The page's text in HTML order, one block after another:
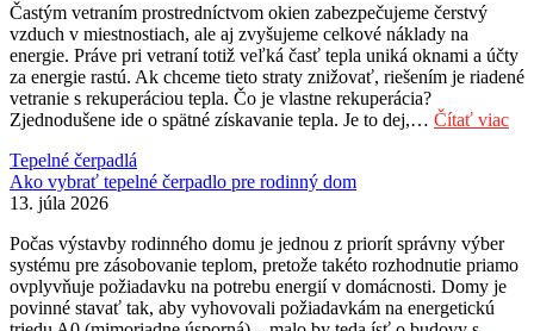
Častým vetraním prostredníctvom okien zabezpečujeme čerstvý
vzduch v miestnostiach, ale aj zvyšujeme celkové náklady na
energie. Práve pri vetraní totiž veľká časť tepla uniká oknami a účty
za energie rastú. Ak chceme tieto straty znižovať, riešením je riadené
vetranie s rekuperáciou tepla. Čo je vlastne rekuperácia?
Zjednodušene ide o spätné získavanie tepla. Je to dej,… Čítať viac
Tepelné čerpadlá
Ako vybrať tepelné čerpadlo pre rodinný dom
13. júla 2026
Počas výstavby rodinného domu je jednou z priorít správny výber
systému pre zásobovanie teplom, pretože takéto rozhodnutie priamo
ovplyvňuje požiadavku na potrebu energií v domácnosti. Domy je
povinné stavať tak, aby vyhovovali požiadavkám na energetickú